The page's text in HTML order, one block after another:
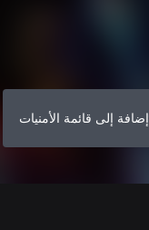
إضافة إلى قائمة الأمنيات